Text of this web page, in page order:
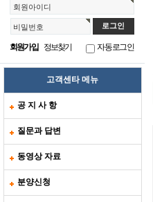
회원아이디
비밀번호
회원가입 정보찾기 자동로그인
고객센타 메뉴
공 지 사 항
질문과 답변
동영상 자료
분양신청